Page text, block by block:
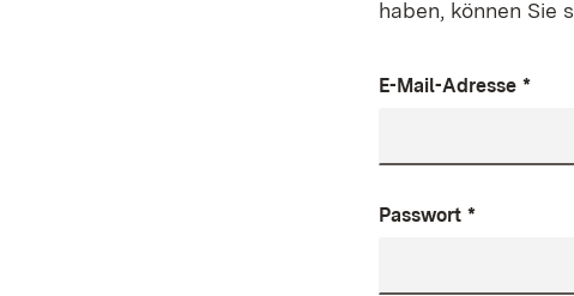
haben, können Sie
E-Mail-Adresse *
Passwort *